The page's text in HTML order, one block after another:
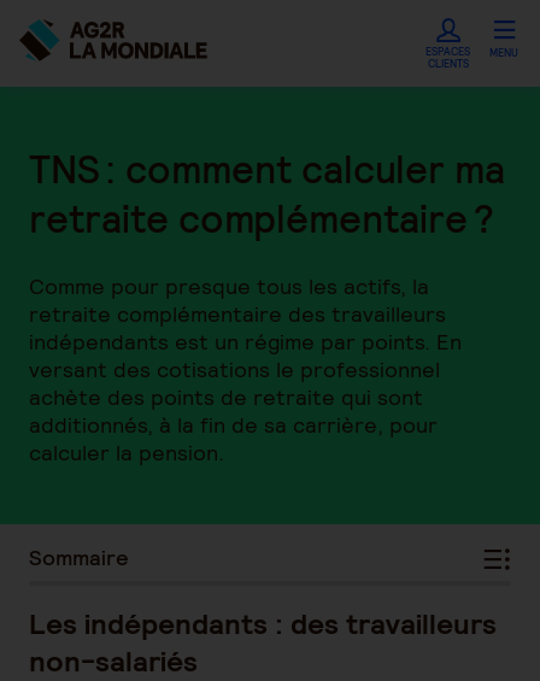
ESPACES
CLIENTS
MENU
TNS : comment calculer ma
retraite complémentaire ?
Comme pour presque tous les actifs, la
retraite complémentaire des travailleurs
indépendants est un régime par points. En
versant des cotisations le professionnel
achète des points de retraite qui sont
additionnés, à la fin de sa carrière, pour
calculer la pension.
Sommaire
Les indépendants : des travailleurs
non-salariés